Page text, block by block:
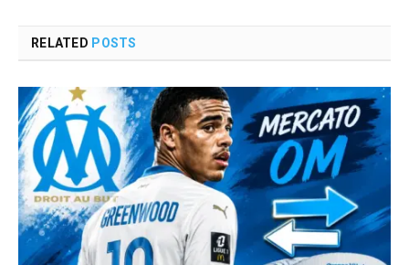
RELATED POSTS